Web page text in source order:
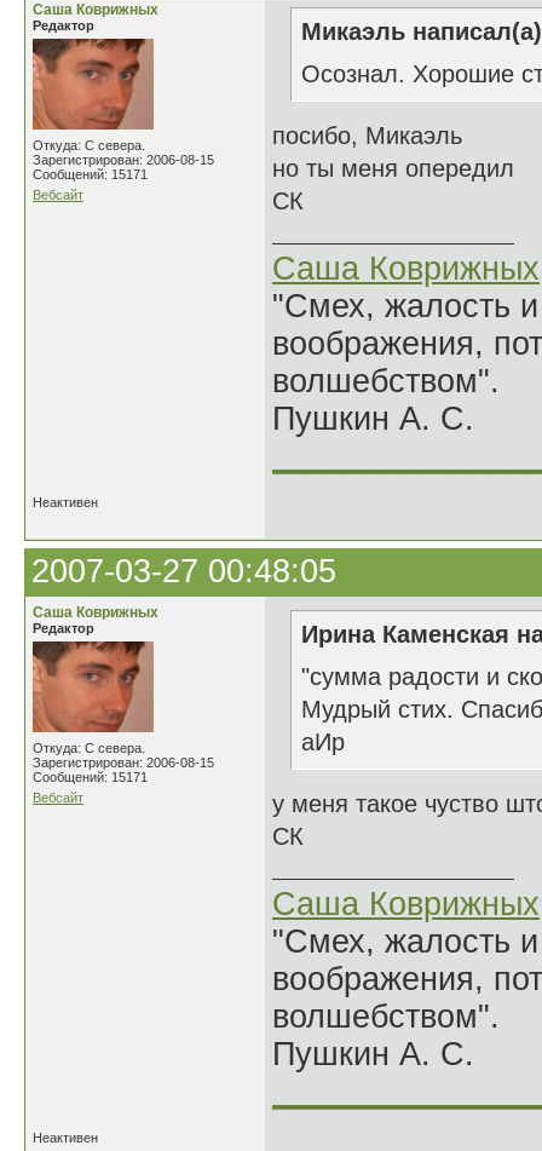
Саша Коврижных
Редактор
Откуда: С севера.
Зарегистрирован: 2006-08-15
Сообщений: 15171
Вебсайт
Микаэль
Осознал. Хорошие
посибо, Микаэль
но ты меня опередил
СК
Саша Коврижных
"Смех, жалость
воображения,
волшебством".
Пушкин А. С.
Неактивен
2007-03-27 00:48:05
Саша Коврижных
Редактор
Откуда: С севера.
Зарегистрирован: 2006-08-15
Сообщений: 15171
Вебсайт
Ирина Каменская
"сумма радости и
Мудрый стих.
аИр
у меня такое чуство
СК
Саша Коврижных
"Смех, жалость
воображения,
волшебством".
Пушкин А. С.
Неактивен